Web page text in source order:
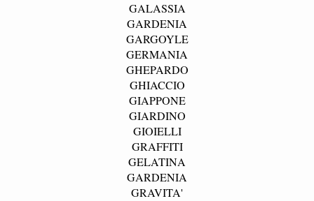
GALASSIA
GARDENIA
GARGOYLE
GERMANIA
GHEPARDO
GHIACCIO
GIAPPONE
GIARDINO
GIOIELLI
GRAFFITI
GELATINA
GARDENIA
GRAVITA'